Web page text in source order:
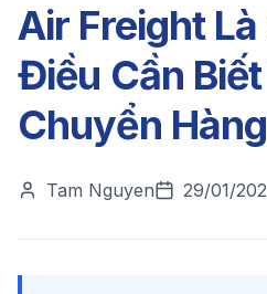
Air Freight
Điều Cần
Chuyển
Tam Nguyen 29/01/